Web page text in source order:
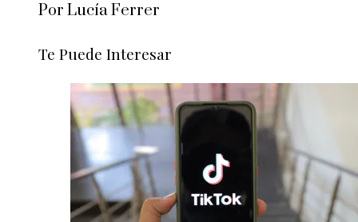
Por Lucía Ferrer
Te Puede Interesar